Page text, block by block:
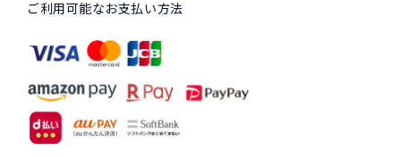
ご利用可能なお支払い方法